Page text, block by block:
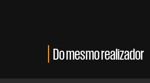
Do mesmo realizador